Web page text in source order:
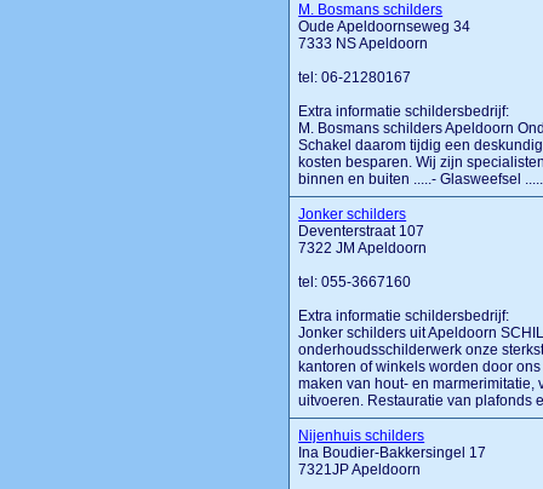
M. Bosmans schilders
Oude Apeldoornseweg 34
7333 NS Apeldoorn
tel: 06-21280167
Extra informatie schildersbedrijf:
M. Bosmans schilders Apeldoorn
Schakel daarom tijdig een
kosten besparen. Wij zijn
binnen en buiten .....- Glasweefsel
Jonker schilders
Deventerstraat 107
7322 JM Apeldoorn
tel: 055-3667160
Extra informatie schildersbedrijf:
Jonker schilders uit Apeldoorn
onderhoudsschilderwerk onze
kantoren of winkels worden door
maken van hout- en
uitvoeren. Restauratie van plafonds
Nijenhuis schilders
Ina Boudier-Bakkersingel 17
7321JP Apeldoorn